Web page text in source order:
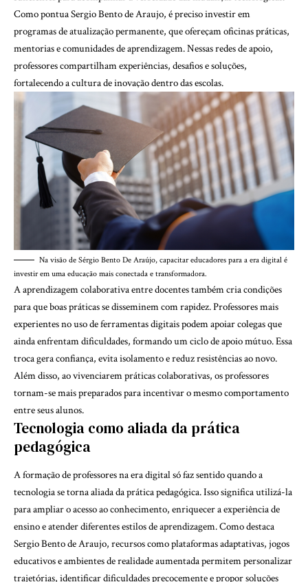
Como pontua Sergio Bento de Araujo, é preciso investir em
programas de atualização permanente, que ofereçam oficinas práticas,
mentorias e comunidades de aprendizagem. Nessas redes de apoio,
professores compartilham experiências, desafios e soluções,
fortalecendo a cultura de inovação dentro das escolas.
Na visão de Sérgio Bento De Araújo, capacitar educadores para a era digital é
investir em uma educação mais conectada e transformadora.
A aprendizagem colaborativa entre docentes também cria condições
para que boas práticas se disseminem com rapidez. Professores mais
experientes no uso de ferramentas digitais podem apoiar colegas que
ainda enfrentam dificuldades, formando um ciclo de apoio mútuo. Essa
troca gera confiança, evita isolamento e reduz resistências ao novo.
Além disso, ao vivenciarem práticas colaborativas, os professores
tornam-se mais preparados para incentivar o mesmo comportamento
entre seus alunos.
Tecnologia como aliada da prática
pedagógica
A formação de professores na era digital só faz sentido quando a
tecnologia se torna aliada da prática pedagógica. Isso significa utilizá-la
para ampliar o acesso ao conhecimento, enriquecer a experiência de
ensino e atender diferentes estilos de aprendizagem. Como destaca
Sergio Bento de Araujo, recursos como plataformas adaptativas, jogos
educativos e ambientes de realidade aumentada permitem personalizar
trajetórias, identificar dificuldades precocemente e propor soluções